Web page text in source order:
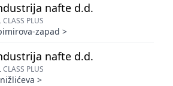
nafte d.d.
CLASS PLUS
zapad >
nafte d.d.
CLASS PLUS
>